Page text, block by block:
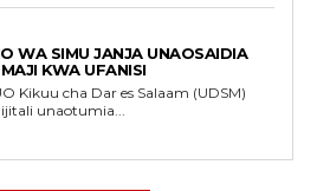
WA SIMU JANJA UNAOSAIDIA
KWA UFANISI
unaotumia...